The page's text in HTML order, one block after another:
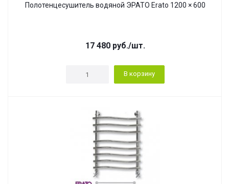
Полотенцесушитель водяной ЭРАТО Erato 1200 × 600
17 480руб./шт.
В корзину